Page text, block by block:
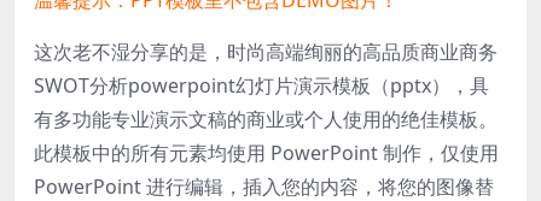
这次老不湿分享的是，时尚高端绚丽的高品质商业商务
SWOT分析powerpoint幻灯片演示模板（pptx），具
有多功能专业演示文稿的商业或个人使用的绝佳模板。
此模板中的所有元素均使用 PowerPoint 制作，仅使用
PowerPoint 进行编辑，插入您的内容，将您的图像替